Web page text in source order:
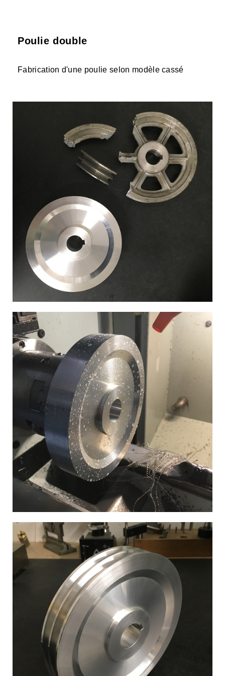
Poulie double
Fabrication d'une poulie selon modèle cassé